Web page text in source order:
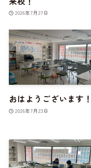
2026年7月27日
おはようございます！
2026年7月23日